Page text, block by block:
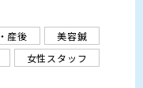
産後
美容鍼
女性スタッフ